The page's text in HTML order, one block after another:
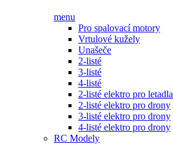
menu
Pro spalovací motory
Vrtulové kužely
Unašeče
2-listé
3-listé
4-listé
2-listé elektro pro letadla
2-listé elektro pro drony
3-listé elektro pro drony
4-listé elektro pro drony
RC Modely